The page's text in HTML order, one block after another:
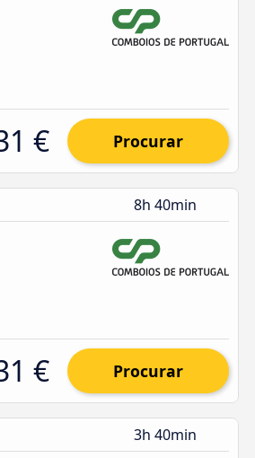
€ Procurar
8h 40min
€ Procurar
3h 40min